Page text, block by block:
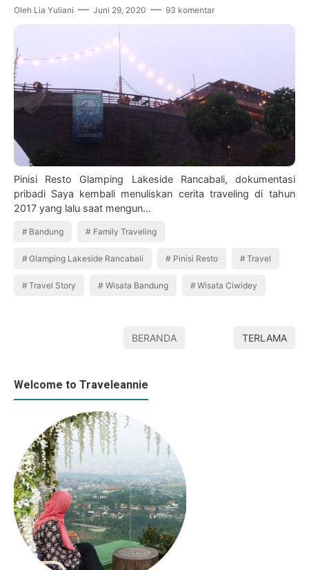
Oleh Lia Yuliani Juni 29, 2020 93 komentar
Pinisi Resto Glamping Lakeside Rancabali, dokumentasi
pribadi Saya kembali menuliskan cerita traveling di tahun
2017 yang lalu saat mengun…
Bandung Family Traveling
Glamping Lakeside Rancabali Pinisi Resto Travel
Travel Story Wisata Bandung Wisata Ciwidey
BERANDA TERLAMA
Welcome to Traveleannie